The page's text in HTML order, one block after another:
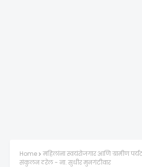
Home
महिलांना स्वयंरोजगार आणि ग्रामीण
संकुलन ठरेल - ना. सुधीर मुनगंटीवार